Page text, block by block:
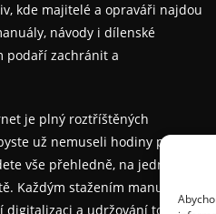
kde majitelé a opraváři najdou
návody i dílenské
podaří zachránit a
je plný roztříštěných
už nemuseli hodiny pátrat
vše přehledně, na jednom
Každým stažením manuálu
digitalizaci a udržování tohoto